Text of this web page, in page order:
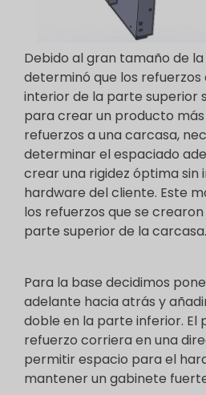
Debido al gran tamaño de
determinó que los refuerzos
interior de la parte superior
para crear un producto
refuerzos a una carcasa,
determinar el espaciado
crear una rigidez óptima
hardware del cliente. Este
los refuerzos que se
parte superior de la carcasa.
Para la base decidimos
adelante hacia atrás y
doble en la parte inferior. El
refuerzo corriera en una
permitir espacio para el
mantener un gabinete